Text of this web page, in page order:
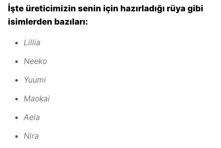
İşte üreticimizin senin için hazırladığı rüya gibi
isimlerden bazıları:
Lillia
Neeko
Yuumi
Maokai
Aela
Nira